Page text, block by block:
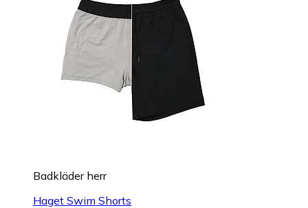
Badkläder herr
Haget Swim Shorts